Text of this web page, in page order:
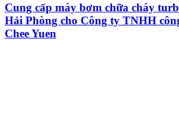
Cung cấp máy bơm chữa cháy
Hải Phòng cho Công ty TNHH
Chee Yuen